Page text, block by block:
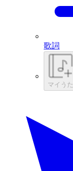
歌詞
マイうた